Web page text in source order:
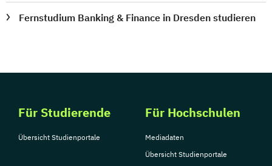
Fernstudium Banking & Finance in Dresden studieren
Für Studierende
Übersicht Studienportale
Für Hochschulen
Mediadaten
Übersicht Studienportale